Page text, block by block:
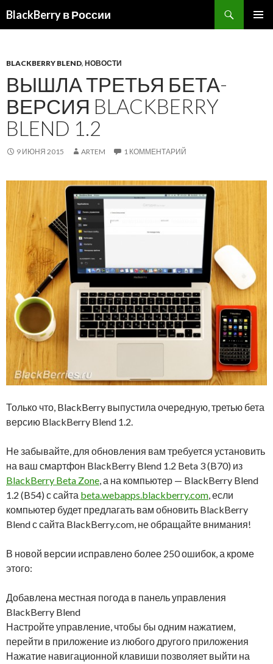
BlackBerry в России
BLACKBERRY BLEND, НОВОСТИ
ВЫШЛА ТРЕТЬЯ БЕТА-
ВЕРСИЯ BLACKBERRY
BLEND 1.2
9 ИЮНЯ 2015 ARTEM 1 КОММЕНТАРИЙ
Только что, BlackBerry выпустила очередную, третью бета
версию BlackBerry Blend 1.2.
Не забывайте, для обновления вам требуется установить
на ваш смартфон BlackBerry Blend 1.2 Beta 3 (B70) из
BlackBerry Beta Zone, а на компьютер — BlackBerry Blend
1.2 (B54) с сайта beta.webapps.blackberry.com, если
компьютер будет предлагать вам обновить BlackBerry
Blend с сайта BlackBerry.com, не обращайте внимания!
В новой версии исправлено более 250 ошибок, а кроме
этого:
Добавлена местная погода в панель управления
BlackBerry Blend
Настройте управление, чтобы бы одним нажатием,
перейти в приложение из любого другого приложения
Нажатие навигационной клавиши позволяет выйти на